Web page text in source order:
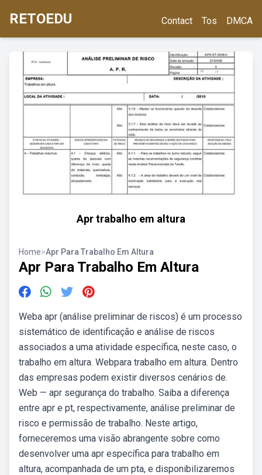
RETOEDU Contact Tos DMCA
Apr trabalho em altura
Home>Apr Para Trabalho Em Altura
Apr Para Trabalho Em Altura
Weba apr (análise preliminar de riscos) é um processo
sistemático de identificação e análise de riscos
associados a uma atividade específica, neste caso, o
trabalho em altura. Webpara trabalho em altura. Dentro
das empresas podem existir diversos cenários de.
Web — apr segurança do trabalho. Saiba a diferença
entre apr e pt, respectivamente, análise preliminar de
risco e permissão de trabalho. Neste artigo,
forneceremos uma visão abrangente sobre como
desenvolver uma apr específica para trabalho em
altura, acompanhada de um pta, e disponibilizaremos